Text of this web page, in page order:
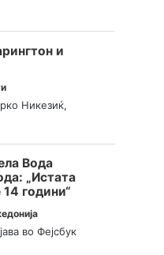
и
Никезиќ,
Вода
„Истата
години“
во Фејсбук